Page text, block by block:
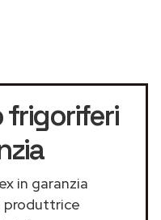
frigoriferi
in garanzia
produttrice